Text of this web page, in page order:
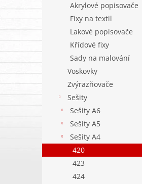
Akrylové popisovače
Fixy na textil
Lakové popisovače
Křídové fixy
Sady na malování
Voskovky
Zvýrazňovače
Sešity
Sešity A6
Sešity A5
Sešity A4
420
423
424